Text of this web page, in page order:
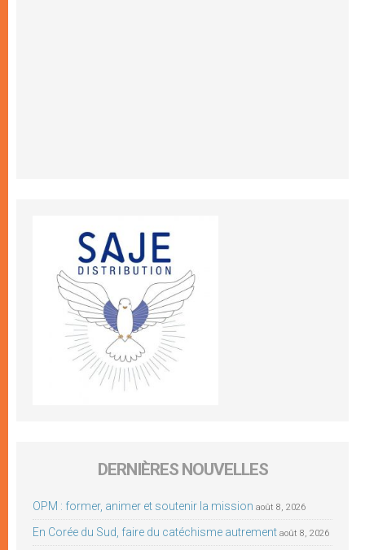
DERNIÈRES NOUVELLES
OPM : former, animer et soutenir la mission août 8, 2026
En Corée du Sud, faire du catéchisme autrement août 8, 2026